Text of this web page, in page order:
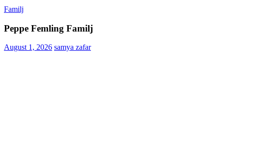
Familj
Peppe Femling Familj
August 1, 2026 samya zafar